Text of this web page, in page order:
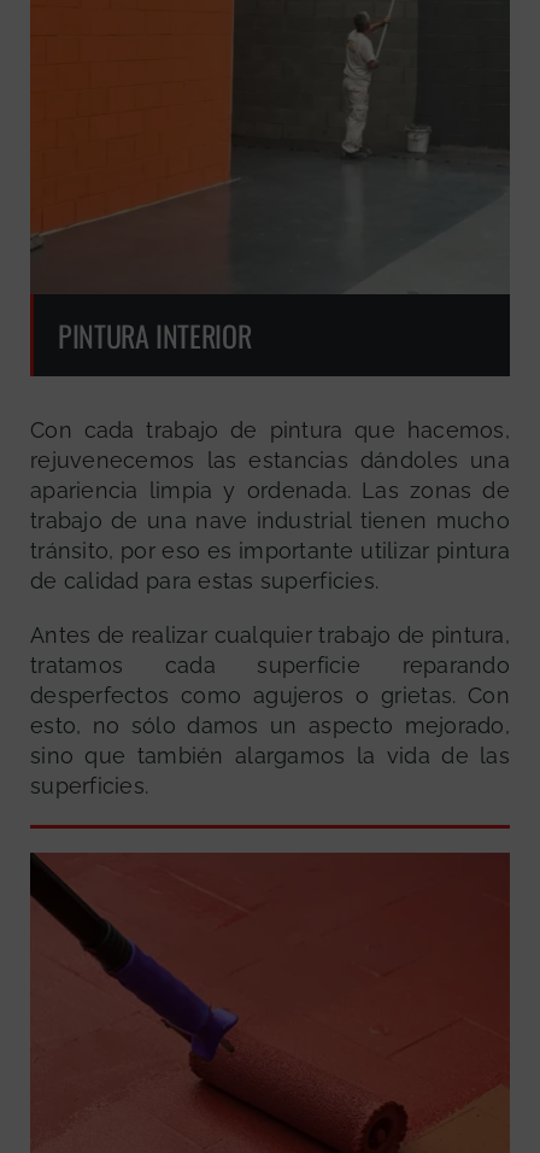
PINTURA INTERIOR
Con cada trabajo de pintura que hacemos,
rejuvenecemos las estancias dándoles una
apariencia limpia y ordenada. Las zonas de
trabajo de una nave industrial tienen mucho
tránsito, por eso es importante utilizar pintura
de calidad para estas superficies.
Antes de realizar cualquier trabajo de pintura,
tratamos cada superficie reparando
desperfectos como agujeros o grietas. Con
esto, no sólo damos un aspecto mejorado,
sino que también alargamos la vida de las
superficies.